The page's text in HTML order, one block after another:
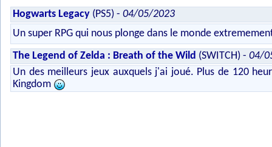
Hogwarts Legacy (PS5) - 04/05/2023
Un super RPG qui nous plonge dans le monde
The Legend of Zelda : Breath of the Wild (SWITCH) - 04/
Un des meilleurs jeux auxquels j'ai joué. Plus de 120
Kingdom